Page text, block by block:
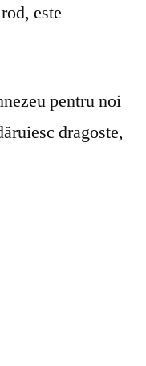
este
pentru noi
dragoste,